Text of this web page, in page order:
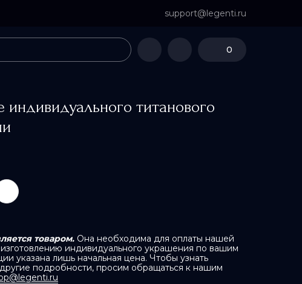
support@legenti.ru
0
индивидуального титанового
товаром. Она необходима для оплаты нашей
индивидуального украшения по вашим
указана лишь начальная цена. Чтобы узнать
подробности, просим обращаться к нашим